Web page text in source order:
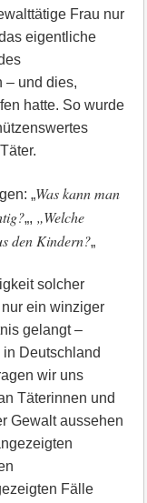
Frau nur
eigentliche
– und dies,
hatte. So wurde
„Was kann man
„, „Welche
den Kindern?„
solcher
ein winziger
gelangt –
Deutschland
wir uns
Täterinnen und
Gewalt aussehen
Fälle